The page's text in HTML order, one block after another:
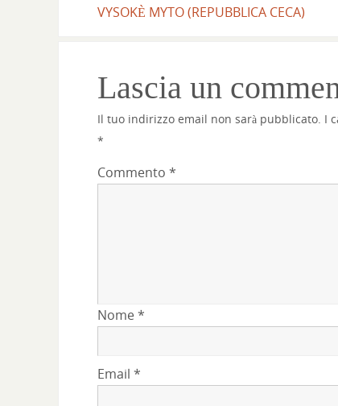
VYSOKÈ MYTO (REPUBBLICA CECA)
Lascia un
Il tuo indirizzo email non sarà pubblicato. I
*
Commento *
Nome*
Email *